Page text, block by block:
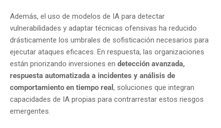
Además, el uso de modelos de IA para detectar
vulnerabilidades y adaptar técnicas ofensivas ha reducido
drásticamente los umbrales de sofisticación necesarios para
ejecutar ataques eficaces. En respuesta, las organizaciones
están priorizando inversiones en detección avanzada,
respuesta automatizada a incidentes y análisis de
comportamiento en tiempo real , soluciones que integran
capacidades de IA propias para contrarrestar estos riesgos
emergentes.